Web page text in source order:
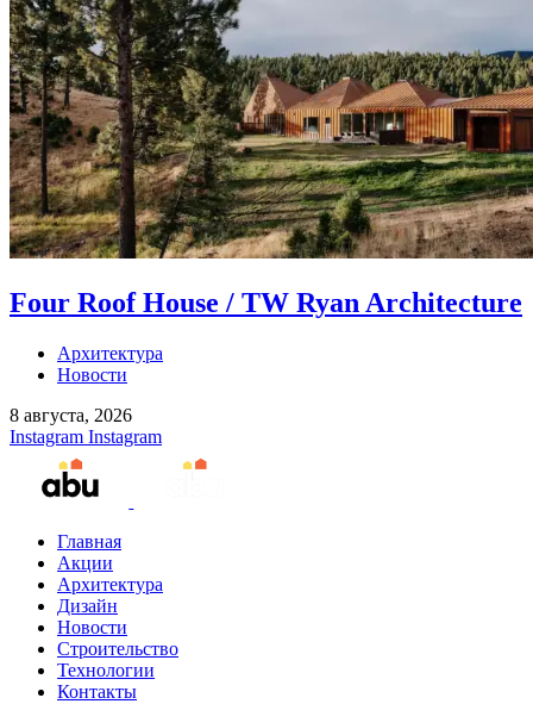
Four Roof House / TW Ryan Architecture
Архитектура
Новости
8 августа, 2026
Instagram Instagram
Главная
Акции
Архитектура
Дизайн
Новости
Строительство
Технологии
Контакты